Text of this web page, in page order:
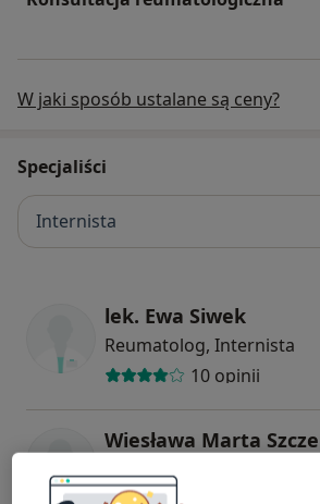
W jaki sposób ustalane są ceny?
Specjaliści
Internista
lek. Ewa Siwek
Reumatolog, Internista
10 opinii
Wiesława Marta
Internista